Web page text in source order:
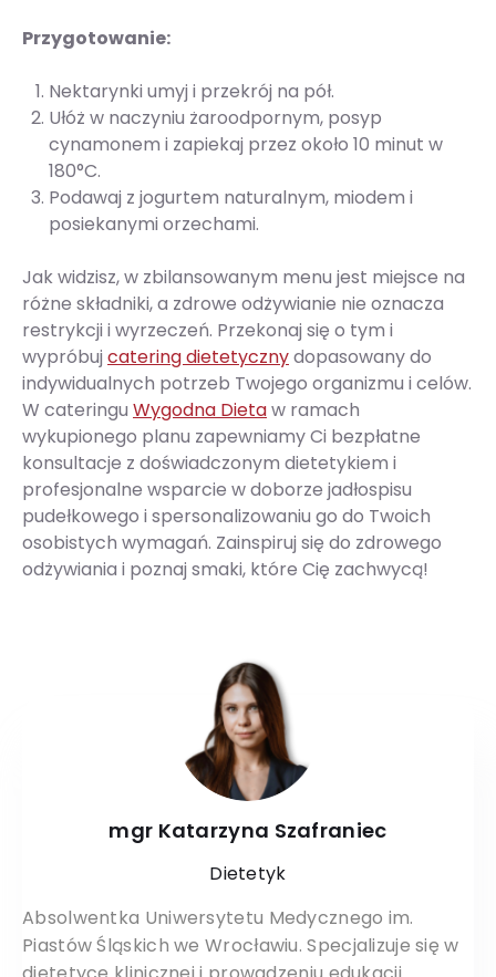
Przygotowanie:
Nektarynki umyj i przekrój na pół.
Ułóż w naczyniu żaroodpornym, posyp
cynamonem i zapiekaj przez około 10 minut w
180°C.
Podawaj z jogurtem naturalnym, miodem i
posiekanymi orzechami.
Jak widzisz, w zbilansowanym menu jest miejsce na
różne składniki, a zdrowe odżywianie nie oznacza
restrykcji i wyrzeczeń. Przekonaj się o tym i
wypróbuj catering dietetycznydopasowany do
indywidualnych potrzeb Twojego organizmu i celów.
W cateringu Wygodna Dietaw ramach
wykupionego planu zapewniamy Ci bezpłatne
konsultacje z doświadczonym dietetykiem i
profesjonalne wsparcie w doborze jadłospisu
pudełkowego i spersonalizowaniu go do Twoich
osobistych wymagań. Zainspiruj się do zdrowego
odżywiania i poznaj smaki, które Cię zachwycą!
mgr Katarzyna Szafraniec
Dietetyk
Absolwentka Uniwersytetu Medycznego im.
Piastów Śląskich we Wrocławiu. Specjalizuje się w